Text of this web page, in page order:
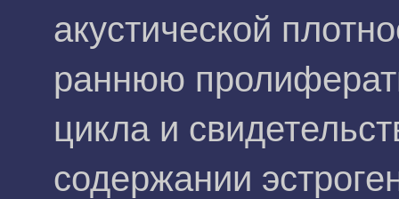
акустической
раннюю
цикла и
содержании